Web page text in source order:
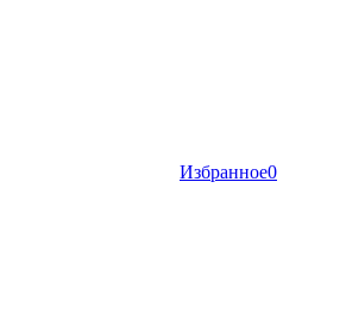
Избранное0